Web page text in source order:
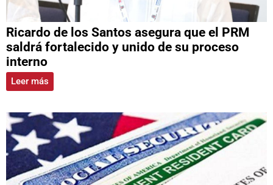
Ricardo de los Santos asegura que el PRM
saldrá fortalecido y unido de su proceso
interno
Leer más